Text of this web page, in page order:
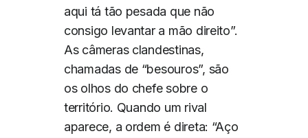
aqui tá tão pesada que não
consigo levantar a mão direito”.
As câmeras clandestinas,
chamadas de “besouros”, são
os olhos do chefe sobre o
território. Quando um rival
aparece, a ordem é direta: “Aço